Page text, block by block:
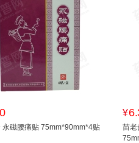
永磁腰痛贴 75mm*90mm*4贴
¥
苗老